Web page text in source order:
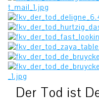
Der Tod ist